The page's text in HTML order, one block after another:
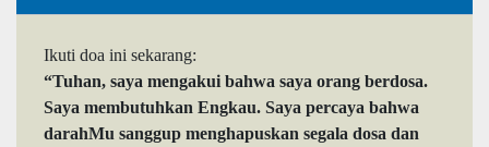
Ikuti doa ini sekarang:
“Tuhan, saya mengakui bahwa saya orang berdosa.
Saya membutuhkan Engkau. Saya percaya bahwa
darahMu sanggup menghapuskan segala dosa dan